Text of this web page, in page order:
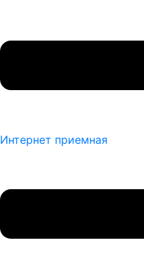
Интернет приемная